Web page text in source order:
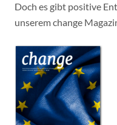
Doch es gibt positive
unserem change